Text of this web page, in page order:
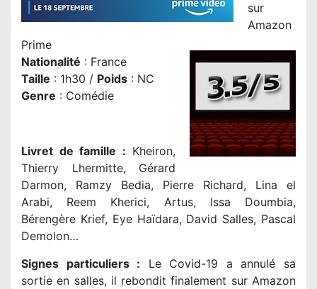
sur
Amazon
Prime
Nationalité : France
Taille : 1h30 / Poids : NC
Genre : Comédie
Livret de famille : Kheiron,
Thierry Lhermitte, Gérard
Darmon, Ramzy Bedia, Pierre Richard, Lina el
Arabi, Reem Kherici, Artus, Issa Doumbia,
Bérengère Krief, Eye Haïdara, David Salles, Pascal
Demolon…
Signes particuliers : Le Covid-19 a annulé sa
sortie en salles, il rebondit finalement sur Amazon